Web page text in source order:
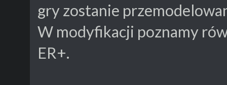
gry zostanie
W modyfikacji poznamy
ER+.